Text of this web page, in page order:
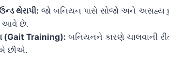
થેરાપી: જો બનિયન પાસે સોજો અને અસહ્ય
આવે છે.
(Gait Training): બનિયનને કારણે ચાલવાની
છીએ.